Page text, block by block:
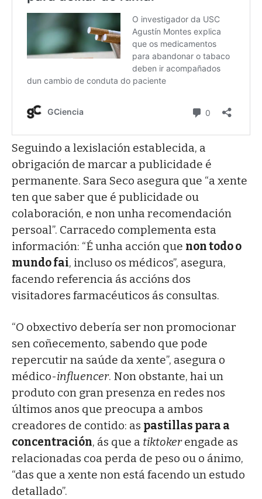
Seguindo a lexislación establecida, a
obrigación de marcar a publicidade é
permanente. Sara Seco asegura que “a xente
ten que saber que é publicidade ou
colaboración, e non unha recomendación
persoal”. Carracedo complementa esta
información: “É unha acción que non todo o
mundo fai, incluso os médicos”, asegura,
facendo referencia ás accións dos
visitadores farmacéuticos ás consultas.
“O obxectivo debería ser non promocionar
sen coñecemento, sabendo que pode
repercutir na saúde da xente”, asegura o
médico-influencer. Non obstante, hai un
produto con gran presenza en redes nos
últimos anos que preocupa a ambos
creadores de contido: as pastillas para a
concentración, ás que a tiktokerengade as
relacionadas coa perda de peso ou o ánimo,
“das que a xente non está facendo un estudo
detallado”.